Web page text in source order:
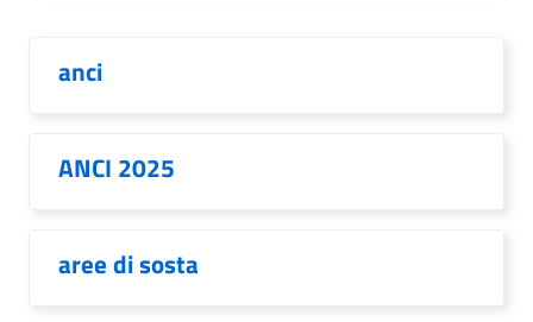
anci
ANCI 2025
aree di sosta